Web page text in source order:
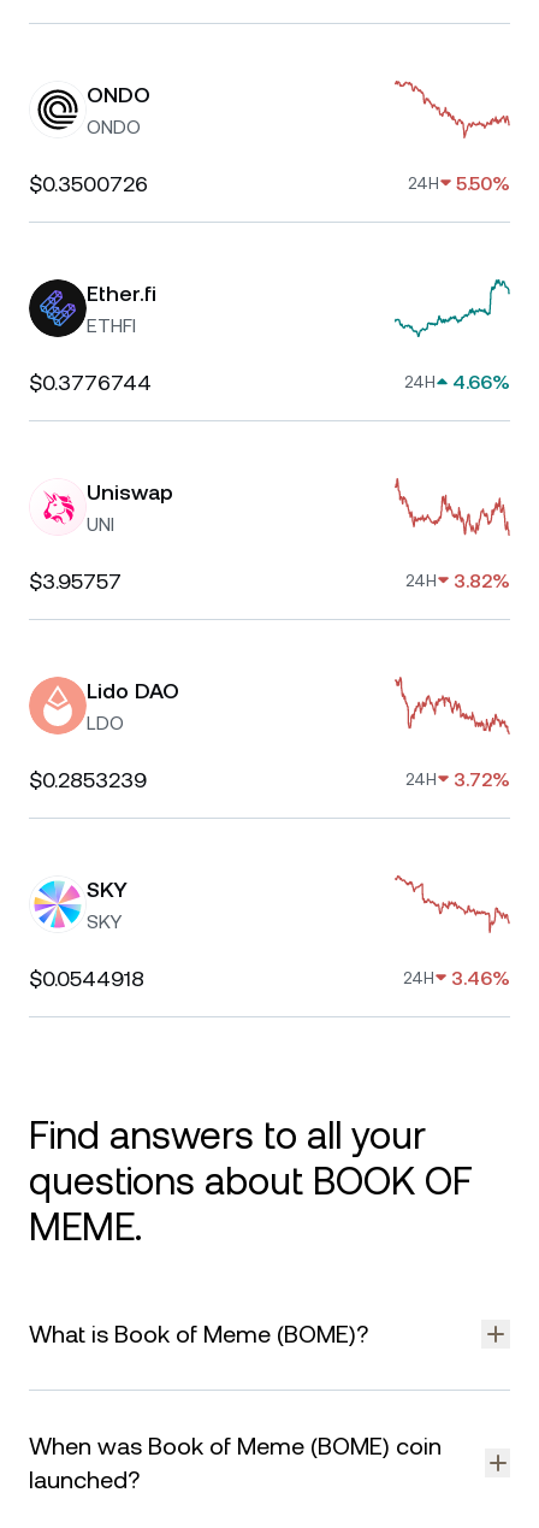
ONDO
ONDO
$0.3500726 24H 5.50%
Ether.fi
ETHFI
$0.3776744 24H 4.66%
Uniswap
UNI
$3.95757 24H 3.82%
Lido DAO
LDO
$0.2853239 24H 3.72%
SKY
SKY
$0.0544918 24H 3.46%
Find answers to all your
questions about BOOK OF
MEME.
What is Book of Meme (BOME)?
Book of Meme (BOME) is a meme coin launched on the
to combine viral community engagement with the speed and
low transaction costs of the Solana network.
When was Book of Meme (BOME) coin
launched?